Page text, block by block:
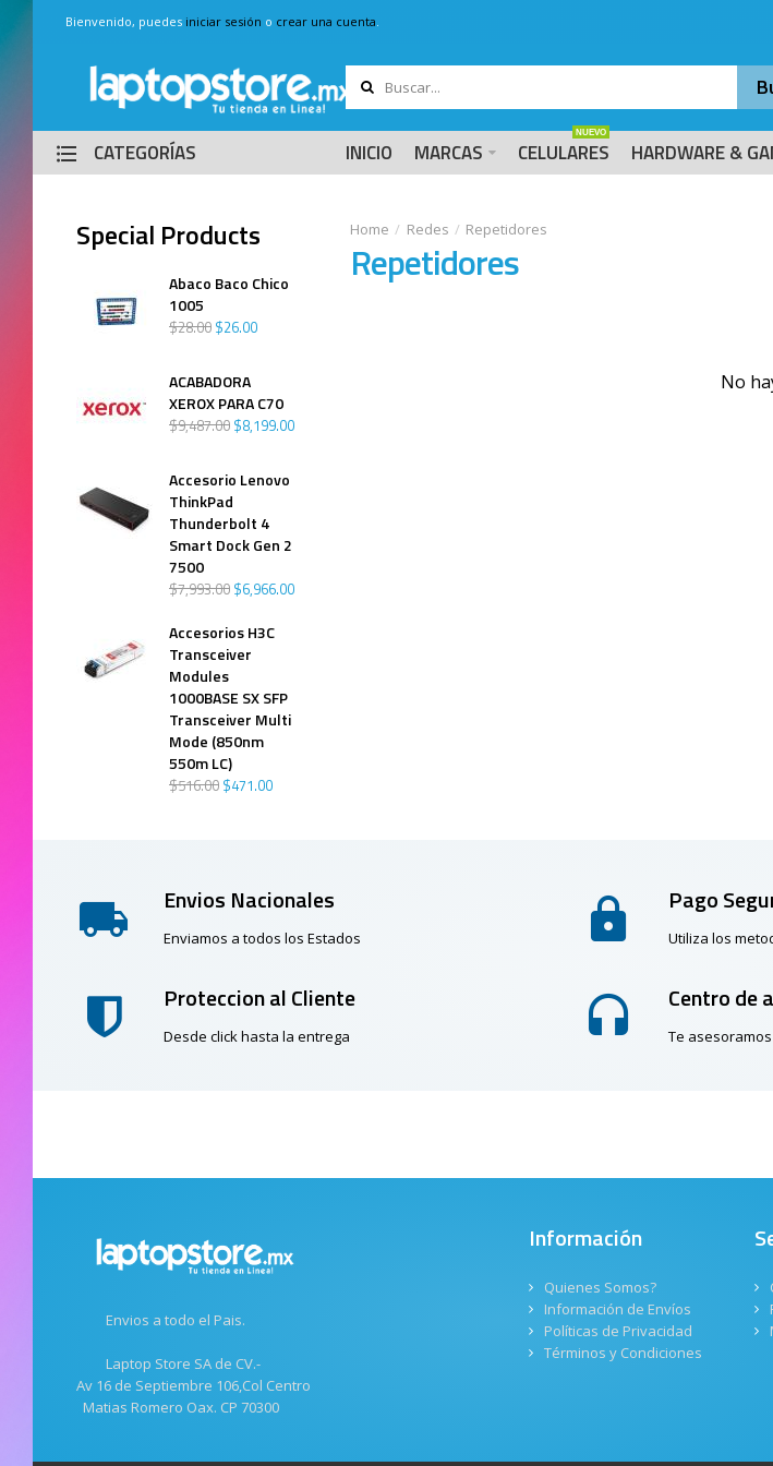
Bienvenido, puedes iniciar sesión o crear una cuenta.
CATEGORÍAS INICIO MARCAS CELULARES
NUEVO
HARDWARE &
Redes Repetidores
Repetidores
No
Special Products
Abaco Baco Chico
1005
$28.00 $26.00
ACABADORA
XEROX PARA C70
$9,487.00 $8,199.00
Accesorio Lenovo
ThinkPad
Thunderbolt 4
Smart Dock Gen 2
7500
$7,993.00 $6,966.00
Accesorios H3C
Transceiver
Modules
1000BASE SX SFP
Transceiver Multi
Mode (850nm
550m LC)
$516.00 $471.00
Envios Nacionales
Enviamos a todos los Estados
Pago
Utiliza los
Proteccion al Cliente
Desde click hasta la entrega
Centro de
Te
Envios a todo el Pais.
Laptop Store SA de CV.-
Av 16 de Septiembre 106,Col Centro
Matias Romero Oax. CP 70300
Información
Quienes Somos?
Información de Envíos
Políticas de Privacidad
Términos y Condiciones